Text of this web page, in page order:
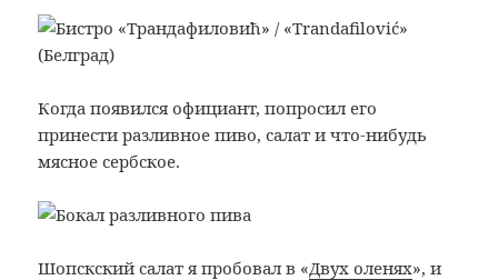
Когда появился официант, попросил его
принести разливное пиво, салат и что-нибудь
мясное сербское.
Шопскский салат я пробовал в «Двух оленях», и